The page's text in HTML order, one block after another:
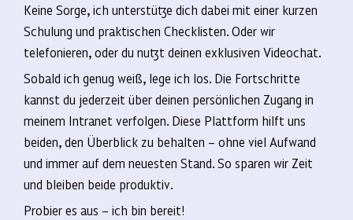
Keine Sorge, ich unterstütze dich dabei mit einer kurzen
Schulung und praktischen Checklisten. Oder wir
telefonieren, oder du nutzt deinen exklusiven Videochat.
Sobald ich genug weiß, lege ich los. Die Fortschritte
kannst du jederzeit über deinen persönlichen Zugang in
meinem Intranet verfolgen. Diese Plattform hilft uns
beiden, den Überblick zu behalten – ohne viel Aufwand
und immer auf dem neuesten Stand. So sparen wir Zeit
und bleiben beide produktiv.
Probier es aus – ich bin bereit!